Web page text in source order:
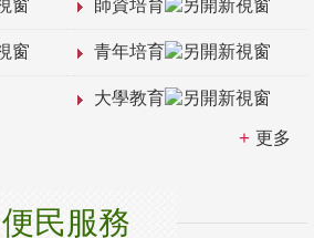
師資培育
青年培育
大學教育
更多
便民服務